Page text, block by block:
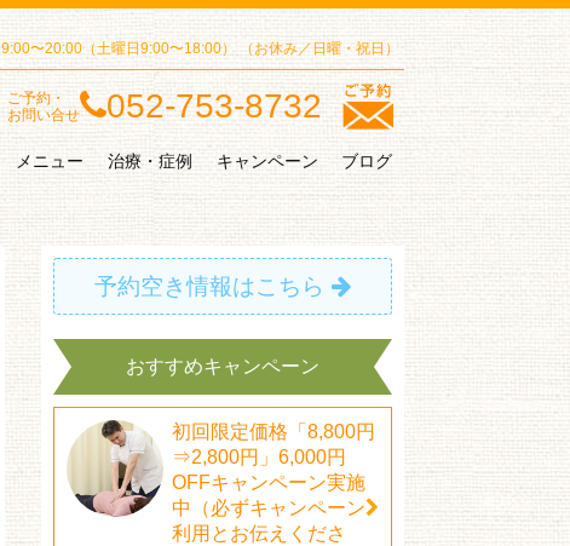
9:00〜20:00（土曜日9:00〜18:00） （お休み／日曜・祝日）
ご予約・
お問い合せ
052-753-8732
メニュー 治療・症例 キャンペーン ブログ
予約空き情報はこちら
おすすめキャンペーン
初回限定価格「8,800円
⇒2,800円」6,000円
OFFキャンペーン実施
中（必ずキャンペーン
利用とお伝えくださ